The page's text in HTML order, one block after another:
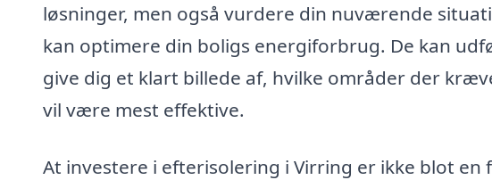
løsninger, men også vurdere din nuværende
kan optimere din boligs energiforbrug. De kan
give dig et klart billede af, hvilke områder der
vil være mest effektive.
At investere i efterisolering i Virring er ikke blot